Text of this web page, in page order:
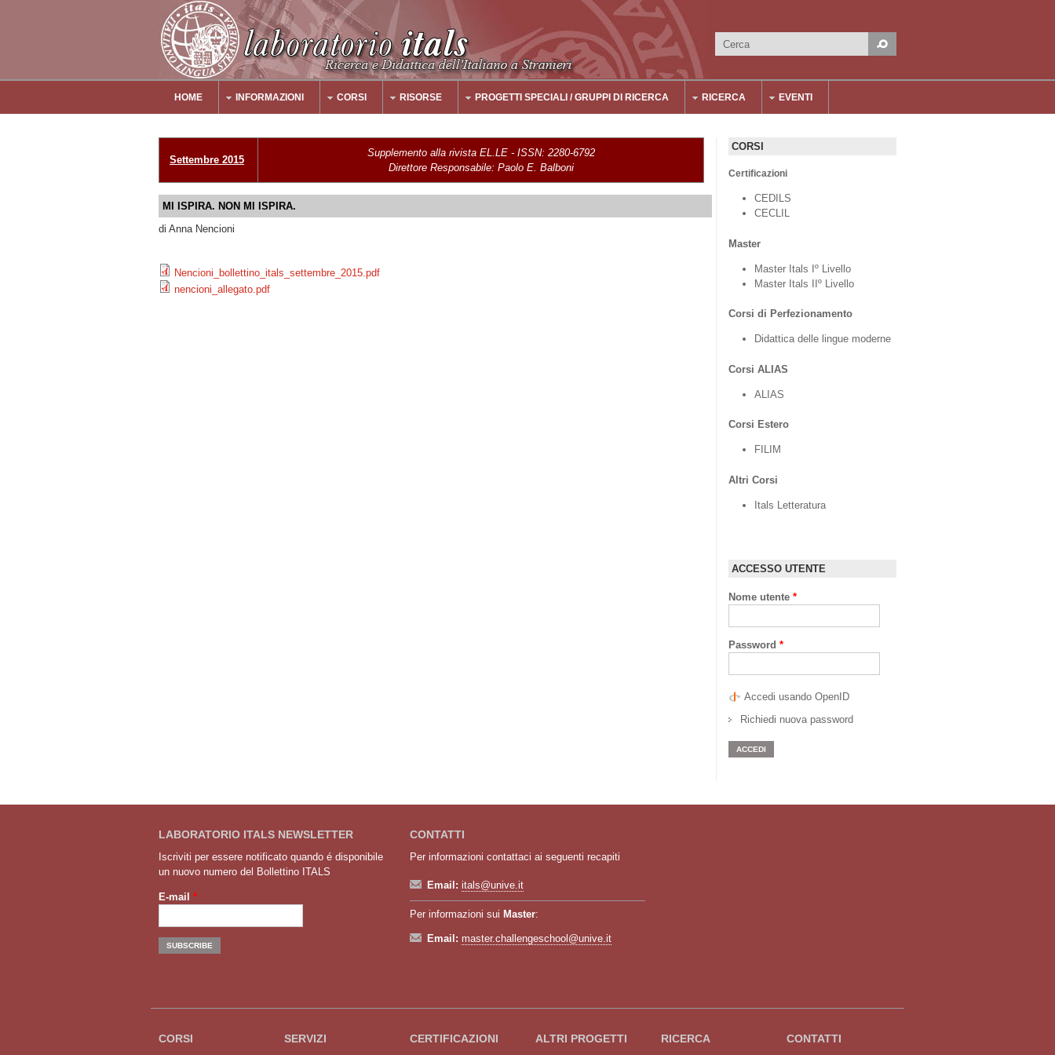
Form di ricerca
Cerca
Main Menu
HOME INFORMAZIONI CORSI RISORSE PROGETTI SPECIALI / GRUPPI DI RICERCA RICERCA EVENTI
Settembre 2015
Supplemento alla rivista EL.LE - ISSN: 2280-6792
Direttore Responsabile: Paolo E. Balboni
MI ISPIRA. NON MI ISPIRA.
di Anna Nencioni
Nencioni_bollettino_itals_settembre_2015.pdf
nencioni_allegato.pdf
CORSI
Certificazioni
CEDILS
CECLIL
Master
Master Itals Iº Livello
Master Itals IIº Livello
Corsi di Perfezionamento
Didattica delle lingue moderne
Corsi ALIAS
ALIAS
Corsi Estero
FILIM
Altri Corsi
Itals Letteratura
ACCESSO UTENTE
Nome utente *
Password *
Accedi usando OpenID
Richiedi nuova password
LABORATORIO ITALS NEWSLETTER
Iscriviti per essere notificato quando é disponibile
un nuovo numero del Bollettino ITALS
E-mail *
CONTATTI
Per informazioni contattaci ai seguenti recapiti
Email: itals@unive.it
Per informazioni sui Master:
Email: master.challengeschool@unive.it
CORSI SERVIZI CERTIFICAZIONI ALTRI PROGETTI RICERCA CONTATTI